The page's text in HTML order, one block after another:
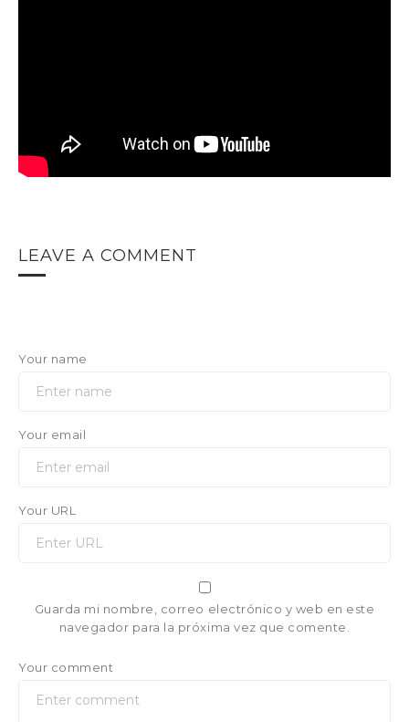
LEAVE A COMMENT
Your name
Your email
Your URL
Guarda mi nombre, correo electrónico y web en este
navegador para la próxima vez que comente.
Your comment